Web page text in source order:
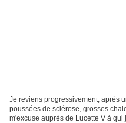
Je reviens progressivement, après
poussées de sclérose, grosses
m'excuse auprès de Lucette V à